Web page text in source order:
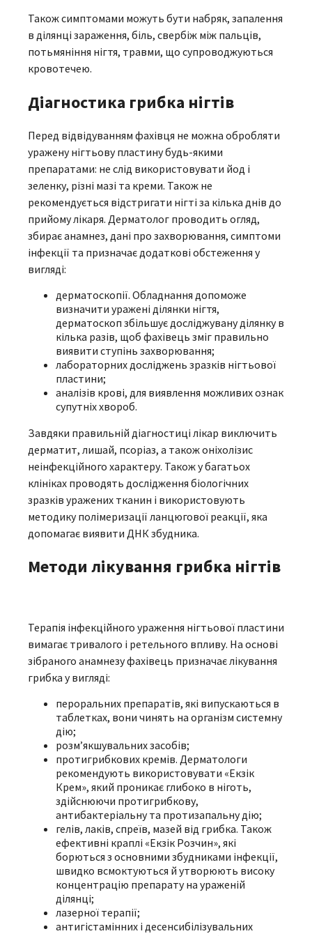
Також симптомами можуть бути набряк, запалення
в ділянці зараження, біль, свербіж між пальців,
потьмяніння нігтя, травми, що супроводжуються
кровотечею.
Діагностика грибка нігтів
Перед відвідуванням фахівця не можна обробляти
уражену нігтьову пластину будь-якими
препаратами: не слід використовувати йод і
зеленку, різні мазі та креми. Також не
рекомендується відстригати нігті за кілька днів до
прийому лікаря. Дерматолог проводить огляд,
збирає анамнез, дані про захворювання, симптоми
інфекції та призначає додаткові обстеження у
вигляді:
дерматоскопії. Обладнання допоможе
визначити уражені ділянки нігтя,
дерматоскоп збільшує досліджувану ділянку в
кілька разів, щоб фахівець зміг правильно
виявити ступінь захворювання;
лабораторних досліджень зразків нігтьової
пластини;
аналізів крові, для виявлення можливих ознак
супутніх хвороб.
Завдяки правильній діагностиці лікар виключить
дерматит, лишай, псоріаз, а також оніхолізис
неінфекційного характеру. Також у багатьох
клініках проводять дослідження біологічних
зразків уражених тканин і використовують
методику полімеризації ланцюгової реакції, яка
допомагає виявити ДНК збудника.
Методи лікування грибка нігтів
Терапія інфекційного ураження нігтьової пластини
вимагає тривалого і ретельного впливу. На основі
зібраного анамнезу фахівець призначає лікування
грибка у вигляді:
пероральних препаратів, які випускаються в
таблетках, вони чинять на організм системну
дію;
розм’якшувальних засобів;
протигрибкових кремів. Дерматологи
рекомендують використовувати «Екзік
Крем», який проникає глибоко в ніготь,
здійснюючи протигрибкову,
антибактеріальну та протизапальну дію;
гелів, лаків, спреїв, мазей від грибка. Також
ефективні краплі «Екзік Розчин», які
борються з основними збудниками інфекції,
швидко всмоктуються й утворюють високу
концентрацію препарату на ураженій
ділянці;
лазерної терапії;
антигістамінних і десенсибілізувальних